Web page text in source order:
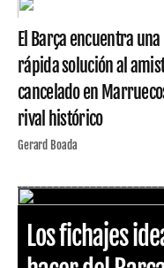
El Barça encuentra una
rápida solución al
cancelado en
rival histórico
Gerard Boada
Los fichajes